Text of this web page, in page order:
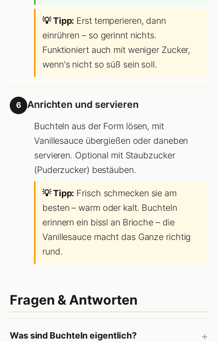
💡 Tipp: Erst temperieren, dann
einrühren – so gerinnt nichts.
Funktioniert auch mit weniger Zucker,
wenn's nicht so süß sein soll.
6 Anrichten und servieren
Buchteln aus der Form lösen, mit
Vanillesauce übergießen oder daneben
servieren. Optional mit Staubzucker
(Puderzucker) bestäuben.
💡 Tipp: Frisch schmecken sie am
besten – warm oder kalt. Buchteln
erinnern ein bissl an Brioche – die
Vanillesauce macht das Ganze richtig
rund.
Fragen & Antworten
Was sind Buchteln eigentlich?